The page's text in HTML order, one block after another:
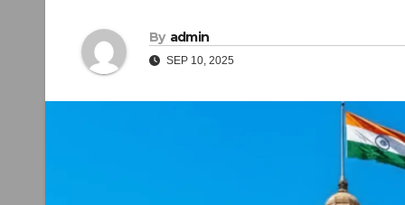
By admin
SEP 10, 2025